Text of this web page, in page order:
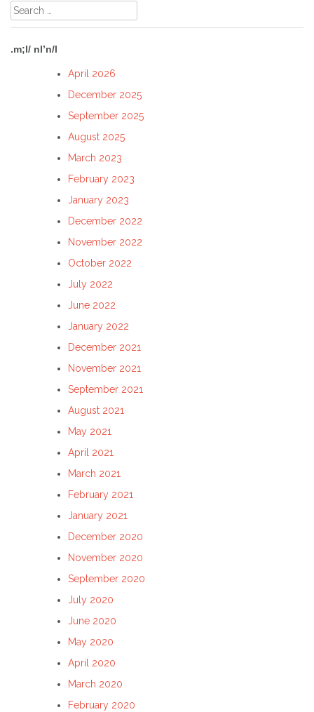
Search
for:
.m;l/ nl’n/l
April 2026
December 2025
September 2025
August 2025
March 2023
February 2023
January 2023
December 2022
November 2022
October 2022
July 2022
June 2022
January 2022
December 2021
November 2021
September 2021
August 2021
May 2021
April 2021
March 2021
February 2021
January 2021
December 2020
November 2020
September 2020
July 2020
June 2020
May 2020
April 2020
March 2020
February 2020